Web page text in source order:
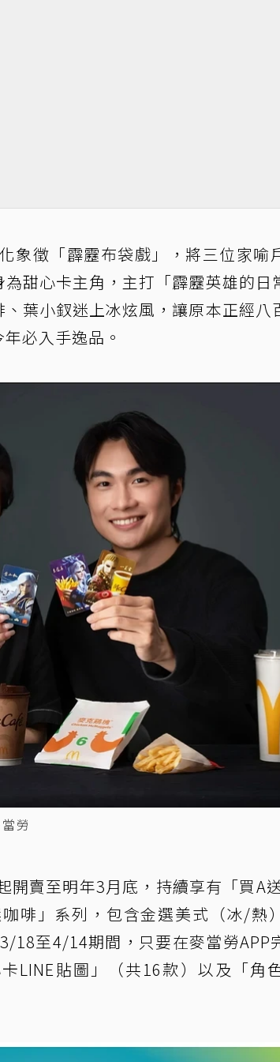
象徵「霹靂布袋戲」，將三位家喻
甜心卡主角，主打「霹靂英雄的日
葉小釵迷上冰炫風，讓原本正經八
必入手逸品。
勞
賣至明年3月底，持續享有「買A
啡」系列，包含金選美式（冰/熱
18至4/14期間，只要在麥當勞APP
LINE貼圖」（共16款）以及「角